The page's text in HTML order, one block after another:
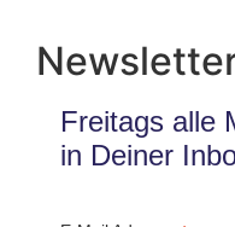
Freitags alle
in Deiner